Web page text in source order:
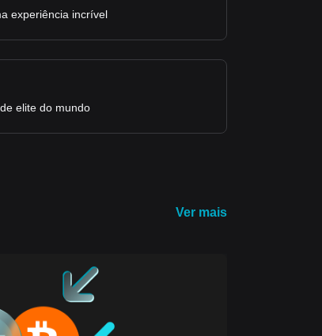
experiência incrível
elite do mundo
Ver mais